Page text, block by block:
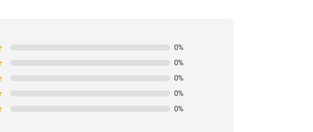
0%
0%
0%
0%
0%